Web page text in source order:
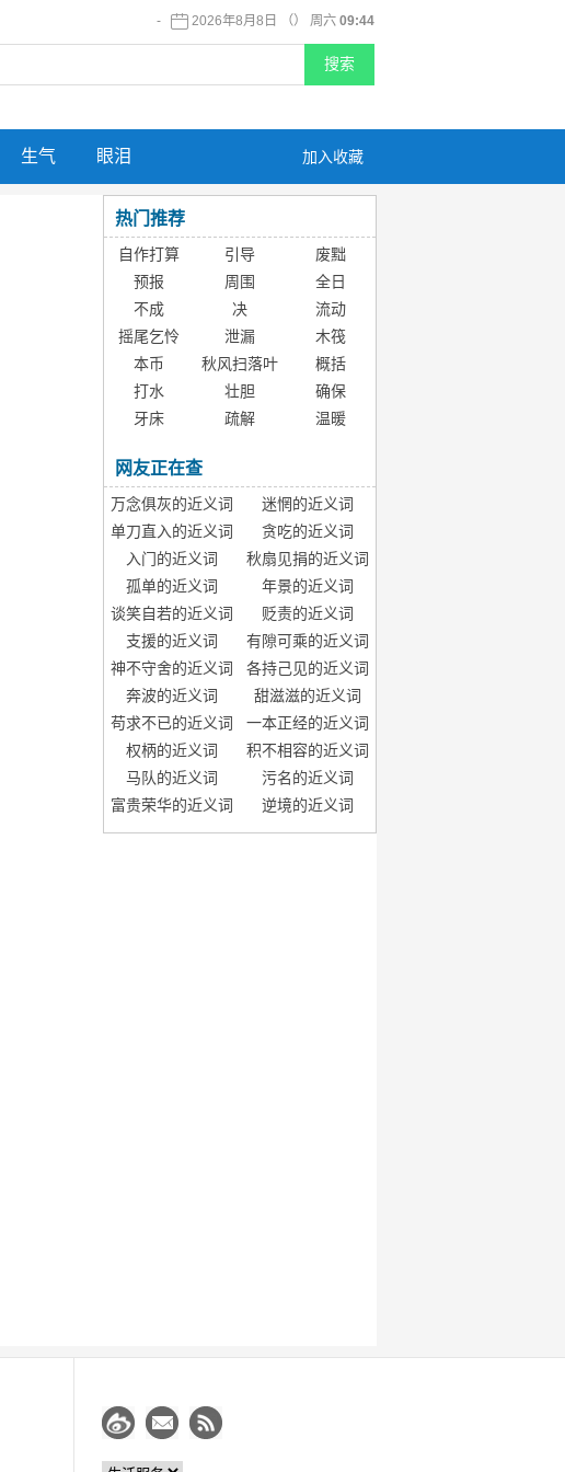
- 2026年8月8日 （） 周六 09:44
加入收藏
生气 眼泪
热门推荐
自作打算 引导
废黜
预报
周围
全日
不成
决
流动
摇尾乞怜
泄漏
木筏
本币
秋风扫落叶
概括
打水
壮胆
确保
牙床
疏解 温暖
网友正在查
万念俱灰的近义词
迷惘的近义词
单刀直入的近义词
贪吃的近义词
入门的近义词
秋扇见捐的近义词
孤单的近义词
年景的近义词
谈笑自若的近义词
贬责的近义词
支援的近义词
有隙可乘的近义词
神不守舍的近义词
各持己见的近义词
奔波的近义词
甜滋滋的近义词
苟求不已的近义词
一本正经的近义词
权柄的近义词
积不相容的近义词
马队的近义词
污名的近义词
富贵荣华的近义词
逆境的近义词